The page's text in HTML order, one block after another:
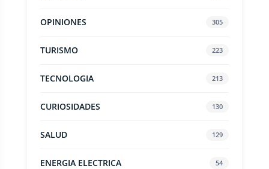
OPINIONES 305
TURISMO 223
TECNOLOGIA 213
CURIOSIDADES 130
SALUD 129
ENERGIA ELECTRICA 54